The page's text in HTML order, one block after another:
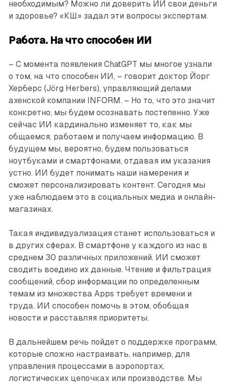
необходимым? Можно ли доверить ИИ свои деньги
и здоровье? «КШ» задал эти вопросы экспертам.
Работа. На что способен ИИ
– С момента появления ChatGPT мы многое узнали
о том, на что способен ИИ, – говорит доктор Йорг
Херберс (Jörg Herbers), управляющий делами
ахенской компании INFORM. – Но то, что это значит
конкретно, мы будем осознавать постепенно. Уже
сейчас ИИ кардинально изменяет то, как мы
общаемся, работаем и получаем информацию. В
будущем мы, вероятно, будем пользоваться
ноутбуками и смартфонами, отдавая им указания
устно. ИИ будет понимать наши намерения и
сможет персонализировать контент. Сегодня мы
уже наблюдаем это в социальных медиа и онлайн-
магазинах.
Такая индивидуализация станет использоваться и
в других сферах. В смартфоне у каждого из нас в
среднем 30 различных приложений. ИИ сможет
сводить воедино их данные. Чтение и фильтрация
сообщений, сбор информации по определенным
темам из множества Apps требует времени и
труда. ИИ способен помочь в этом, обобщая
новости и расставляя приоритеты.
В дальнейшем речь пойдет о поддержке программ,
которые сложно настраивать, например, для
управления процессами в аэропортах,
логистических цепочках или производстве. Мы